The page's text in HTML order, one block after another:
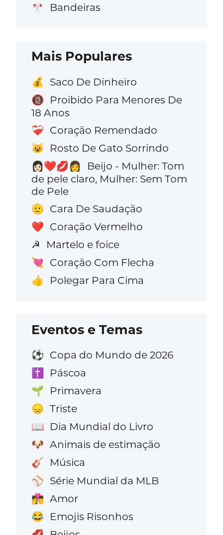
🎌 Bandeiras
Mais Populares
💰 Saco De Dinheiro
🔞
Proibido Para Menores De
18 Anos
❤️‍🩹 Coração Remendado
😺 Rosto De Gato Sorrindo
👩🏻‍❤️‍💋‍👩
Beijo - Mulher: Tom
de pele claro, Mulher: Sem Tom
de Pele
🫡 Cara De Saudação
❤️ Coração Vermelho
☭ Martelo e foice
💘 Coração Com Flecha
👍 Polegar Para Cima
Eventos e Temas
⚽ Copa do Mundo de 2026
✝️ Páscoa
🌱 Primavera
😞 Triste
📖 Dia Mundial do Livro
🐶 Animais de estimação
🎸 Música
⚾ Série Mundial da MLB
👩‍❤️‍💋‍👨 Amor
😂 Emojis Risonhos